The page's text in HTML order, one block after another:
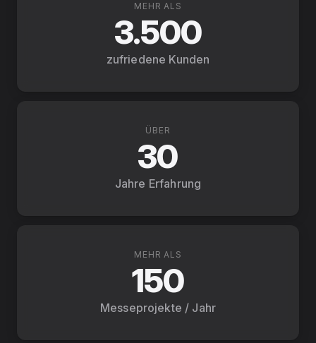
MEHR ALS
3.500
zufriedene Kunden
ÜBER
30
Jahre Erfahrung
MEHR ALS
150
Messeprojekte / Jahr